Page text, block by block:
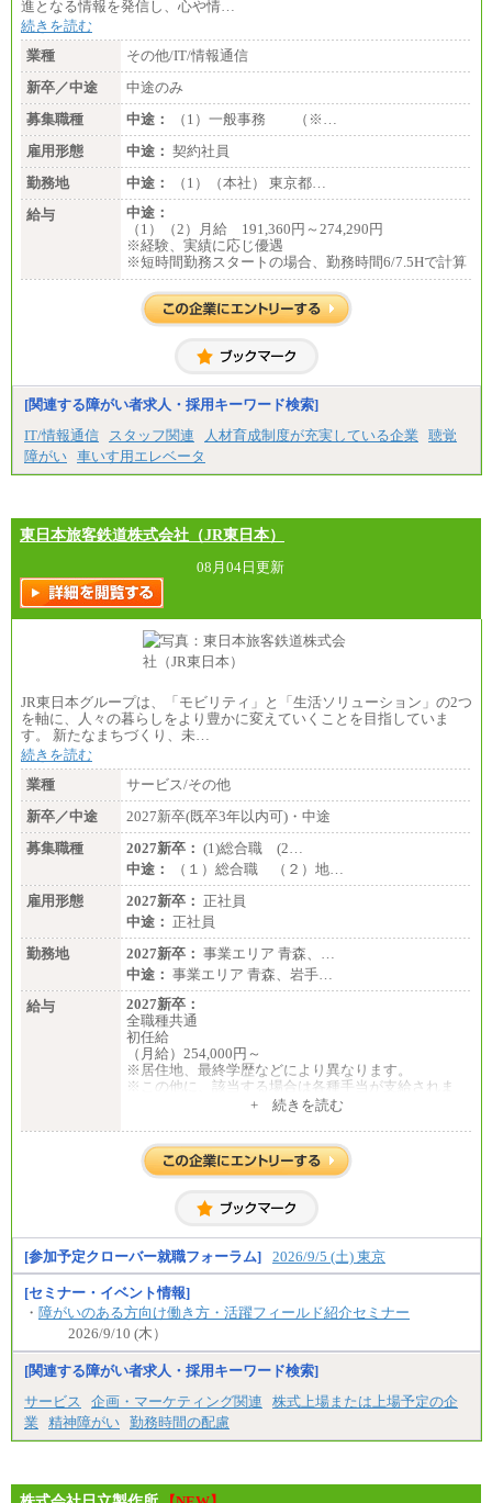
進となる情報を発信し、心や情…
続きを読む
業種
その他/IT/情報通信
新卒／中途
中途のみ
募集職種
中途：
（1）一般事務 （※…
雇用形態
中途： 契約社員
勤務地
中途：
（1）（本社） 東京都…
給与
中途：
（1）（2）月給 191,360円～274,290円
※経験、実績に応じ優遇
※短時間勤務スタートの場合、勤務時間6/7.5Hで計算
[関連する障がい者求人・採用キーワード検索]
IT/情報通信
スタッフ関連 人材育成制度が充実している企業
聴覚
障がい 車いす用エレベータ
東日本旅客鉄道株式会社（JR東日本）
08月04日更新
JR東日本グループは、「モビリティ」と「生活ソリューション」の2つ
を軸に、人々の暮らしをより豊かに変えていくことを目指していま
す。 新たなまちづくり、未…
続きを読む
業種
サービス/その他
新卒／中途
2027新卒(既卒3年以内可)・中途
募集職種
2027新卒： (1)総合職 (2…
中途：
（１）総合職 （２）地…
雇用形態
2027新卒： 正社員
中途： 正社員
勤務地
2027新卒： 事業エリア 青森、…
中途： 事業エリア 青森、岩手…
給与
2027新卒：
全職種共通
初任給
（月給）254,000円～
※居住地、最終学歴などにより異なります。
※この他に、該当する場合は各種手当が支給されま
中途：
全職種共通
※居住地、年齢により異なります。
※この他に、該当する場合は各種手当が支給されま
す。
※試用期間中も給与に変更はございません
+ 続きを読む
[参加予定クローバー就職フォーラム] 2026/9/5 (土) 東京
[セミナー・イベント情報]
・ 障がいのある方向け働き方・活躍フィールド紹介セミナー
2026/9/10 (木）
[関連する障がい者求人・採用キーワード検索]
サービス
企画・マーケティング関連
株式上場または上場予定の企
業
精神障がい 勤務時間の配慮